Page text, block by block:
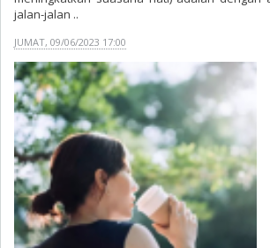
jalan-jalan ..
JUMAT, 09/06/2023 17:00